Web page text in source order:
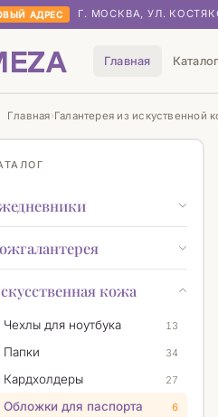
АДРЕС Г. МОСКВА, УЛ.
Главная Каталог
Главная›Галантерея из искуственной
кожа
Чехлы для ноутбука 13
Папки 34
Кардхолдеры 27
Обложки для паспорта 6